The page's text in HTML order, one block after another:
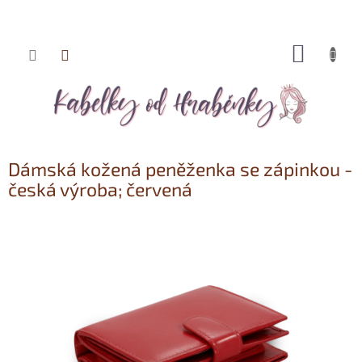
Přejít
Dámská kožená peněženka se zápinkou -
česká výroba; červená